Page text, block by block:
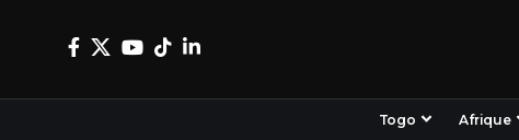
Togo Afrique